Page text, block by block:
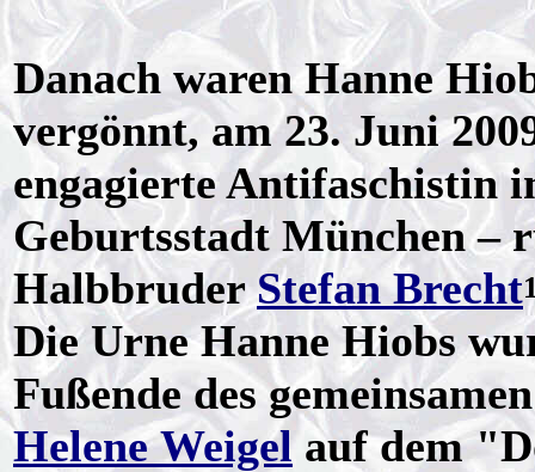
Danach waren Hanne
vergönnt, am 23. Juni
engagierte Antifaschistin
Geburtsstadt München –
HalbbruderStefan Brecht
Die Urne Hanne Hiobs
Fußende des
Helene Weigelauf dem